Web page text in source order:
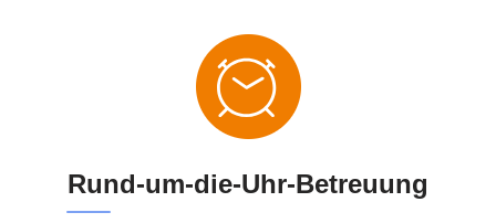
Rund-um-die-Uhr-Betreuung